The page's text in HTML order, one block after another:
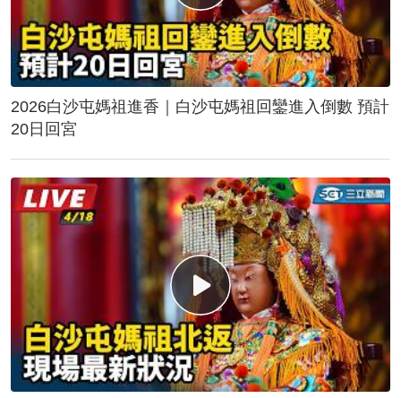
2026白沙屯媽祖進香｜白沙屯媽祖回鑾進入倒數 預計
20日回宮